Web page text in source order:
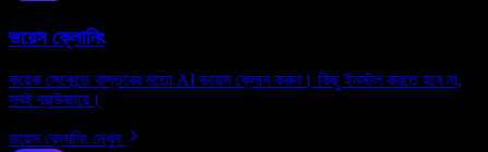
ভয়েস ক্লোনিং
কয়েক সেকেন্ডে বাস্তবের মতো AI ভয়েস ক্লোন করুন। কিছু ইনস্টল করতে হবে না,
সবই ব্রাউজারে।
ভয়েস ক্লোনিং দেখুন